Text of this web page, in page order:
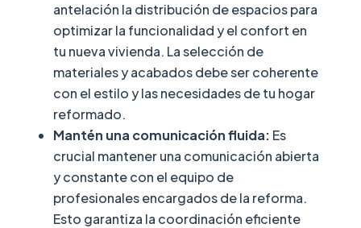
antelación la distribución de espacios para
optimizar la funcionalidad y el confort en
tu nueva vivienda. La selección de
materiales y acabados debe ser coherente
con el estilo y las necesidades de tu hogar
reformado.
Mantén una comunicación fluida: Es
crucial mantener una comunicación abierta
y constante con el equipo de
profesionales encargados de la reforma.
Esto garantiza la coordinación eficiente